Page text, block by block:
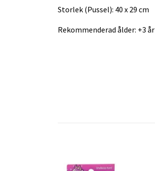
Storlek (Pussel): 40 x 29 cm
Rekommenderad ålder: +3 år